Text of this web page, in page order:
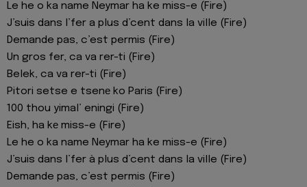
Le he o ka name Neymar ha ke miss-e (Fire)
J’suis dans l’fer a plus d’cent dans la ville (Fire)
Demande pas, c’est permis (Fire)
Un gros fer, ca va rer-ti (Fire)
Belek, ca va rer-ti (Fire)
Pitori setse e tsenе ko Paris (Fire)
100 thou yimal’ eningi (Fire)
Eish, ha kе miss-e (Fire)
Le he o ka name Neymar ha ke miss-e (Fire)
J’suis dans l’fer à plus d’cent dans la ville (Fire)
Demande pas, c’est permis (Fire)